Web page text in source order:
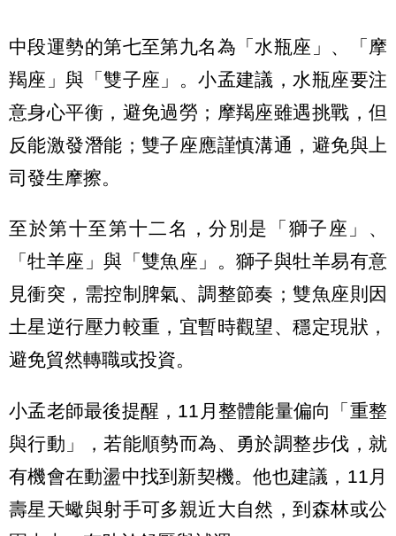
中段運勢的第七至第九名為「水瓶座」、「摩
羯座」與「雙子座」。小孟建議，水瓶座要注
意身心平衡，避免過勞；摩羯座雖遇挑戰，但
反能激發潛能；雙子座應謹慎溝通，避免與上
司發生摩擦。
至於第十至第十二名，分別是「獅子座」、
「牡羊座」與「雙魚座」。獅子與牡羊易有意
見衝突，需控制脾氣、調整節奏；雙魚座則因
土星逆行壓力較重，宜暫時觀望、穩定現狀，
避免貿然轉職或投資。
小孟老師最後提醒，11月整體能量偏向「重整
與行動」，若能順勢而為、勇於調整步伐，就
有機會在動盪中找到新契機。他也建議，11月
壽星天蠍與射手可多親近大自然，到森林或公